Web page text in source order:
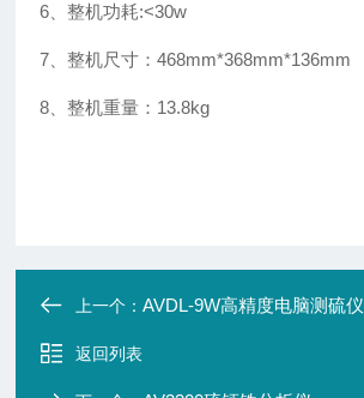
6、整机功耗:<30w
7、整机尺寸：468mm*368mm*136mm
8、整机重量：13.8kg
上一个：AVDL-9W高精度电脑测硫仪
返回列表